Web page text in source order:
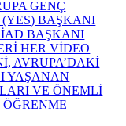
GENÇ
BAŞKANI
BAŞKANI
HER VİDEO
AVRUPA’DAKİ
YAŞANAN
VE ÖNEMLİ